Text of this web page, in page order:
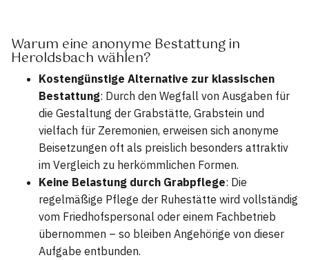
Warum eine anonyme Bestattung in
Heroldsbach wählen?
Kostengünstige Alternative zur klassischen
Bestattung: Durch den Wegfall von Ausgaben für
die Gestaltung der Grabstätte, Grabstein und
vielfach für Zeremonien, erweisen sich anonyme
Beisetzungen oft als preislich besonders attraktiv
im Vergleich zu herkömmlichen Formen.
Keine Belastung durch Grabpflege: Die
regelmäßige Pflege der Ruhestätte wird vollständig
vom Friedhofspersonal oder einem Fachbetrieb
übernommen – so bleiben Angehörige von dieser
Aufgabe entbunden.